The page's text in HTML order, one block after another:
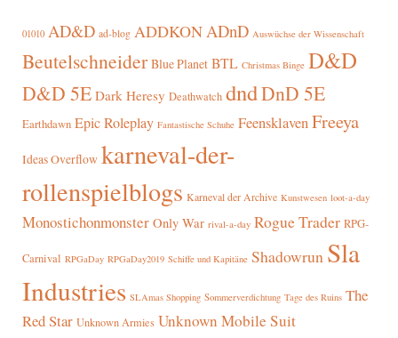
01010 AD&D ad-blog ADDKONADnD Auswüchse der Wissenschaft
Beutelschneider Blue Planet BTL Christmas Binge D&D
D&D 5E Dark Heresy Deathwatch dndDnD 5E
Earthdawn Epic Roleplay Fantastische Schuhe FeensklavenFreeya
Ideas Overflow karneval-der-
rollenspielblogs Karneval der Archive Kunstwesen loot-a-day
Monostichonmonster Only War rival-a-day Rogue Trader RPG-
Carnival RPGaDay RPGaDay2019 Schiffe und Kapitäne Shadowrun Sla
Industries SLAmas Shopping Sommerverdichtung Tage des Ruins The
Red Star Unknown Armies Unknown Mobile Suit